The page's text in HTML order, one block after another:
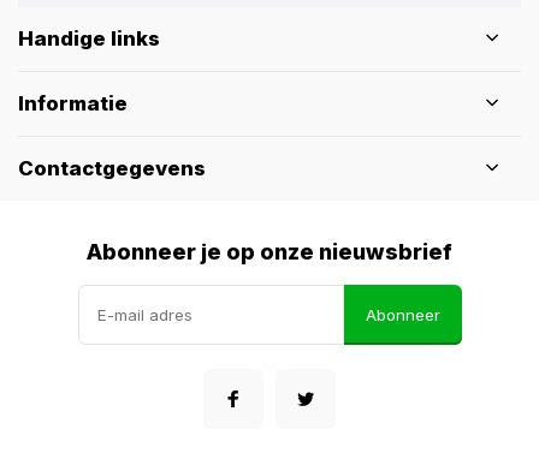
Handige links
Informatie
Contactgegevens
Abonneer je op onze nieuwsbrief
Abonneer